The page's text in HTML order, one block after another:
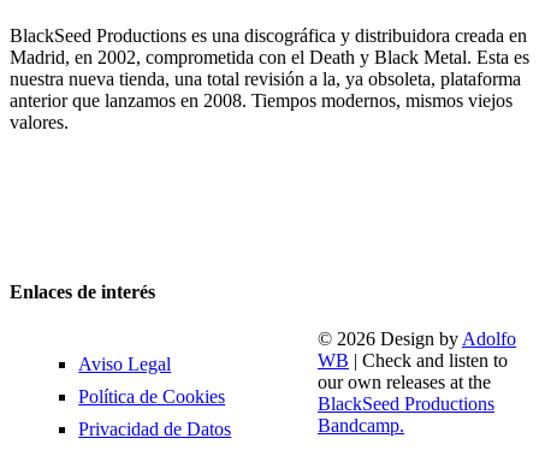
BlackSeed Productions es una discográfica y distribuidora creada en
Madrid, en 2002, comprometida con el Death y Black Metal. Esta es
nuestra nueva tienda, una total revisión a la, ya obsoleta, plataforma
anterior que lanzamos en 2008. Tiempos modernos, mismos viejos
valores.
Enlaces de interés
Aviso Legal
Política de Cookies
Privacidad de Datos
© 2026 Design by Adolfo
WB | Check and listen to
our own releases at the
BlackSeed Productions
Bandcamp.